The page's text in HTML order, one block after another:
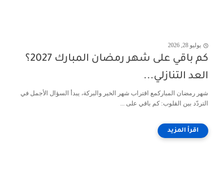
يوليو 28, 2026
كم باقي على شهر رمضان المبارك 2027؟
العد التنازلي...
شهر رمضان المباركمع اقتراب شهر الخير والبركة، يبدأ السؤال الأجمل في
التردّد بين القلوب: كم باقي على ...